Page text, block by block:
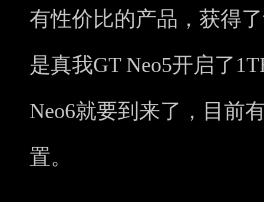
有性价比的产品，获得
是真我GT Neo5开启了
Neo6就要到来了，目前
置。